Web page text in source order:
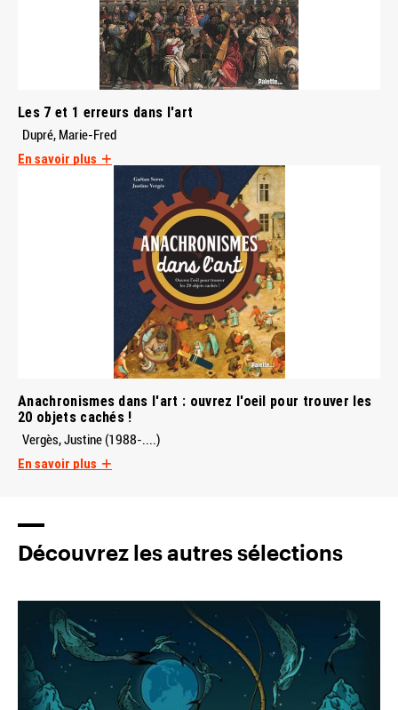
Les 7 et 1 erreurs dans l'art
Dupré, Marie-Fred
En savoir plus
Anachronismes dans l'art : ouvrez l'oeil pour trouver les
20 objets cachés !
Vergès, Justine (1988-....)
En savoir plus
Découvrez les autres sélections